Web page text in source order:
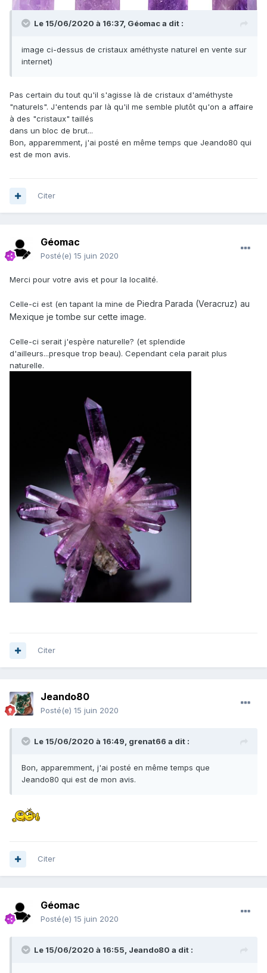
Le 15/06/2020 à 16:37, Géomaca dit :
image ci-dessus de cristaux améthyste naturel en vente sur
internet)
Pas certain du tout qu'il s'agisse là de cristaux d'améthyste
"naturels". J'entends par là qu'il me semble plutôt qu'on a affaire
à des "cristaux" taillés
dans un bloc de brut...
Bon, apparemment, j'ai posté en même temps que Jeando80 qui
est de mon avis.
Citer
Géomac
Posté(e) 15 juin 2020
Merci pour votre avis et pour la localité.
Celle-ci est (en tapant la mine de Piedra Parada (Veracruz) au
Mexique je tombe sur cette image.
Celle-ci serait j'espère naturelle? (et splendide
d'ailleurs...presque trop beau). Cependant cela parait plus
naturelle.
Citer
Jeando80
Posté(e) 15 juin 2020
Le 15/06/2020 à 16:49, grenat66 a dit :
Bon, apparemment, j'ai posté en même temps que
Jeando80 qui est de mon avis.
Citer
Géomac
Posté(e) 15 juin 2020
Le 15/06/2020 à 16:55, Jeando80 a dit :